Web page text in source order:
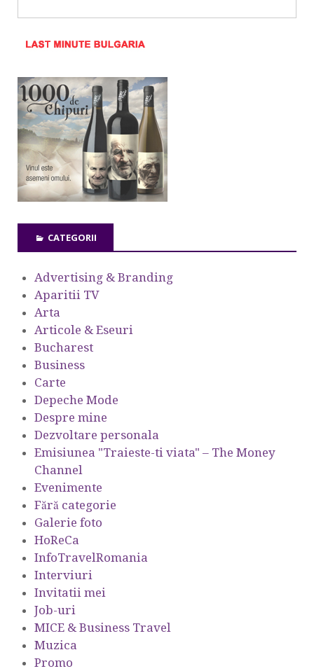
CATEGORII
Advertising & Branding
Aparitii TV
Arta
Articole & Eseuri
Bucharest
Business
Carte
Depeche Mode
Despre mine
Dezvoltare personala
Emisiunea "Traieste-ti viata" – The Money
Channel
Evenimente
Fără categorie
Galerie foto
HoReCa
InfoTravelRomania
Interviuri
Invitatii mei
Job-uri
MICE & Business Travel
Muzica
Promo